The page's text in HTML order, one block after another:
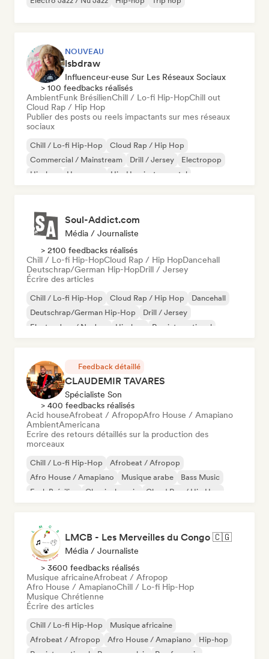
NOUVEAU
lsbdraw
Influenceur·euse Sur Les Réseaux Sociaux
> 100 feedbacks réalisés
AmbientFunk BrésilienChill / Lo-fi Hip-HopChill out
Cloud Rap / Hip Hop
Publier des posts ou reels impactants sur mes réseaux
sociaux
Chill / Lo-fi Hip-Hop
Cloud Rap / Hip Hop
Commercial / Mainstream
Drill / Jersey
Electropop
Hip-hop
Hyperpop Hip-Hop instrumental
Soul-Addict.com
Média / Journaliste
> 2100 feedbacks réalisés
Chill / Lo-fi Hip-HopCloud Rap / Hip HopDancehall
Deutschrap/German Hip-HopDrill / Jersey
Écrire des articles
Chill / Lo-fi Hip-Hop Cloud Rap / Hip Hop
Dancehall
Deutschrap/German Hip-Hop
Drill / Jersey
Electro Jazz / Nu Jazz
Hip-hop Rap international
Feedback détaillé
CLAUDEMIR TAVARES
Spécialiste Son
> 400 feedbacks réalisés
Acid houseAfrobeat / AfropopAfro House / Amapiano
AmbientAmericana
Ecrire des retours détaillés sur la production des
morceaux
Chill / Lo-fi Hip-Hop
Afrobeat / Afropop
Afro House / Amapiano
Musique arabe
Bass Music
Funk Brésilien
Classical music Cloud Rap / Hip Hop
LMCB - Les Merveilles du Congo 🇨🇬
Média / Journaliste
> 3600 feedbacks réalisés
Musique africaineAfrobeat / Afropop
Afro House / AmapianoChill / Lo-fi Hip-Hop
Musique Chrétienne
Écrire des articles
Chill / Lo-fi Hip-Hop
Musique africaine
Afrobeat / Afropop
Afro House / Amapiano
Hip-hop
Rap international
Rap en anglais Rap francais